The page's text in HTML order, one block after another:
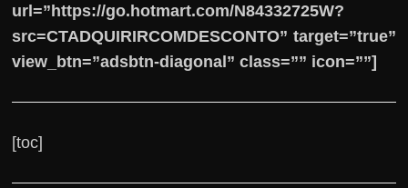
url=”https://go.hotmart.com/N84332725W?
src=CTADQUIRIRCOMDESCONTO” target=”true”
view_btn=”adsbtn-diagonal” class=”” icon=””]
[toc]